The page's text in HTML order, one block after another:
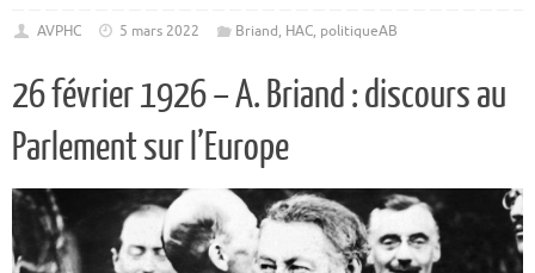
AVPHC 5 mars 2022 Briand, HAC, politiqueAB
26 février 1926 – A. Briand : discours au
Parlement sur l’Europe